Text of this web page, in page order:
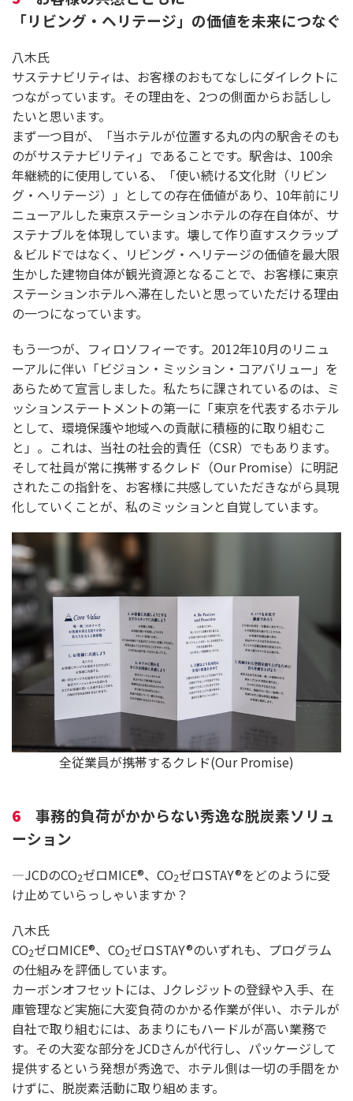
「リビング・ヘリテージ」の価値を未来につなぐ
八木氏
サステナビリティは、お客様のおもてなしにダイレクトに
つながっています。その理由を、2つの側面からお話しし
たいと思います。
まず一つ目が、「当ホテルが位置する丸の内の駅舎そのも
のがサステナビリティ」であることです。駅舎は、100余
年継続的に使用している、「使い続ける文化財（リビン
グ・ヘリテージ）」としての存在価値があり、10年前にリ
ニューアルした東京ステーションホテルの存在自体が、サ
ステナブルを体現しています。壊して作り直すスクラップ
＆ビルドではなく、リビング・ヘリテージの価値を最大限
生かした建物自体が観光資源となることで、お客様に東京
ステーションホテルへ滞在したいと思っていただける理由
の一つになっています。
もう一つが、フィロソフィーです。2012年10月のリニュ
ーアルに伴い「ビジョン・ミッション・コアバリュー」を
あらためて宣言しました。私たちに課されているのは、ミ
ッションステートメントの第一に「東京を代表するホテル
として、環境保護や地域への貢献に積極的に取り組むこ
と」。これは、当社の社会的責任（CSR）でもあります。
そして社員が常に携帯するクレド（Our Promise）に明記
されたこの指針を、お客様に共感していただきながら具現
化していくことが、私のミッションと自覚しています。
全従業員が携帯するクレド(Our Promise)
6 事務的負荷がかからない秀逸な脱炭素ソリュ
ーション
―JCDのCO2ゼロMICE®、CO2ゼロSTAY®をどのように受
け止めていらっしゃいますか？
八木氏
CO2ゼロMICE®、CO2ゼロSTAY®のいずれも、プログラム
の仕組みを評価しています。
カーボンオフセットには、Jクレジットの登録や入手、在
庫管理など実施に大変負荷のかかる作業が伴い、ホテルが
自社で取り組むには、あまりにもハードルが高い業務で
す。その大変な部分をJCDさんが代行し、パッケージして
提供するという発想が秀逸で、ホテル側は一切の手間をか
けずに、脱炭素活動に取り組めます。